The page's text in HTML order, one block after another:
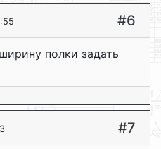
#6
полки задать
#7